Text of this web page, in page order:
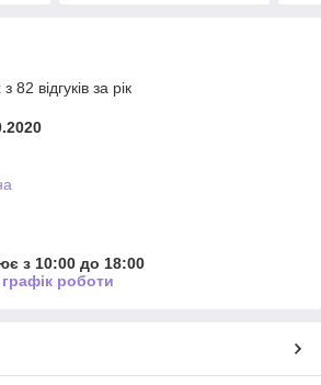
82 відгуків за рік
з 10:00 до 18:00
роботи